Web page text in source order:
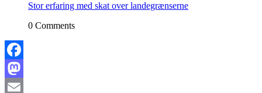
Stor erfaring med skat over landegrænserne
0 Comments
Facebook
Mastodon